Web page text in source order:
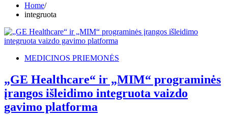
Home
integruota
MEDICINOS PRIEMONĖS
„GE Healthcare“ ir „MIM“ programinės
įrangos išleidimo integruota vaizdo
gavimo platforma